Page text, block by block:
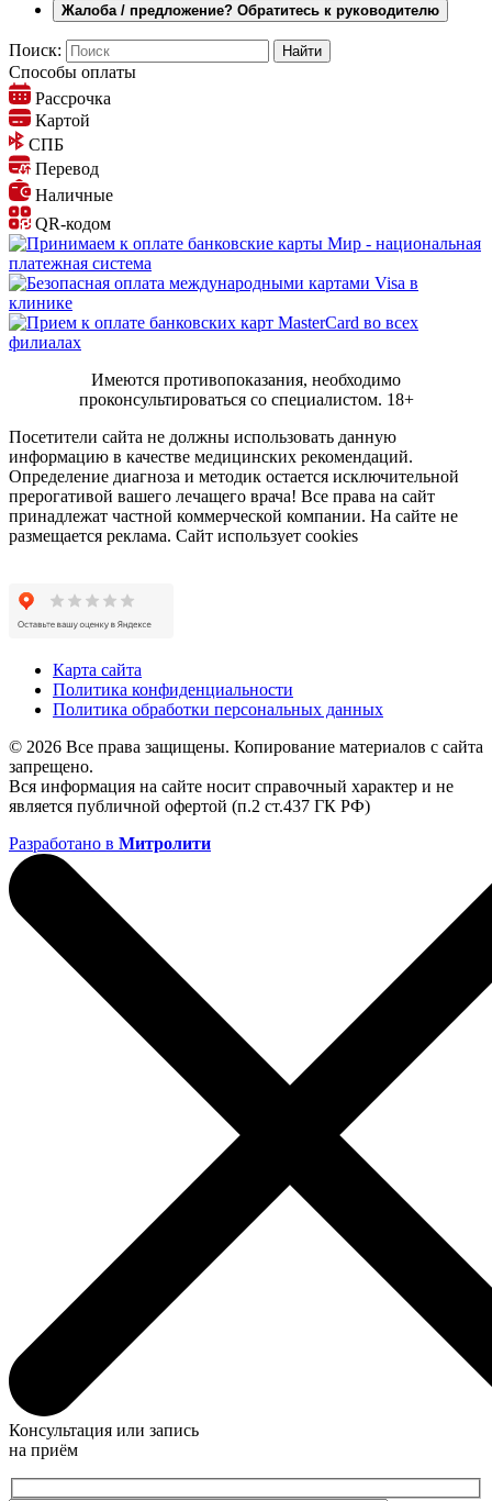
Жалоба / предложение? Обратитесь к руководителю
Поиск:
Способы оплаты
Рассрочка
Картой
СПБ
Перевод
Наличные
QR-кодом
Имеются противопоказания, необходимо
проконсультироваться со специалистом. 18+
Посетители сайта не должны использовать данную
информацию в качестве медицинских рекомендаций.
Определение диагноза и методик остается исключительной
прерогативой вашего лечащего врача! Все права на сайт
принадлежат частной коммерческой компании. На сайте не
размещается реклама. Сайт использует cookies
Карта сайта
Политика конфиденциальности
Политика обработки персональных данных
© 2026 Все права защищены. Копирование материалов с сайта
запрещено.
Вся информация на сайте носит справочный характер и не
является публичной офертой (п.2 ст.437 ГК РФ)
Разработано в Митролити
Консультация или запись
на приём